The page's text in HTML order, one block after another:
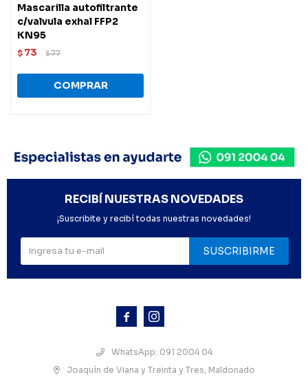
Mascarilla autofiltrante
c/valvula exhal FFP2
KN95
$ 73 $77
 
WhatsApp: 091 2004 04
Joaquín de Viana y Treinta y Tres, Maldonado
RECIBÍ NUESTRAS NOVEDADES
¡Suscribite y recibí todas nuestras novedades!
SUSCRIBIRME